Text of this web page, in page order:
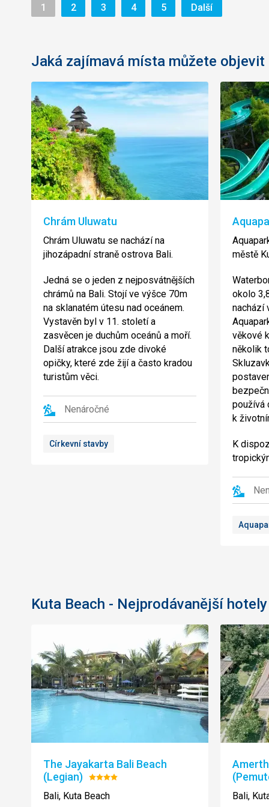
Stránka
1 Stránka
2 Stránka
3 Stránka
4 Stránka
5 DalšíStránka
Jaká zajímavá místa můžete objevit
Chrám Uluwatu
Chrám Uluwatu se nachází na
jihozápadní straně ostrova Bali.
Jedná se o jeden z nejposvátnějších
chrámů na Bali. Stojí ve výšce 70m
na sklanatém útesu nad oceánem.
Vystavěn byl v 11. století a
zasvěcen je duchům oceánů a moří.
Další atrakce jsou zde divoké
opičky, které zde žijí a často kradou
turistům věci.
Nenáročné
Církevní stavby
městě
okolo
nachází
věkové
několik
používá
k
K
Kuta Beach - Nejprodávanější hotely
The Jayakarta Bali Beach
(Legian) Hodnocení:
4/5
Bali, Kuta Beach Bali,